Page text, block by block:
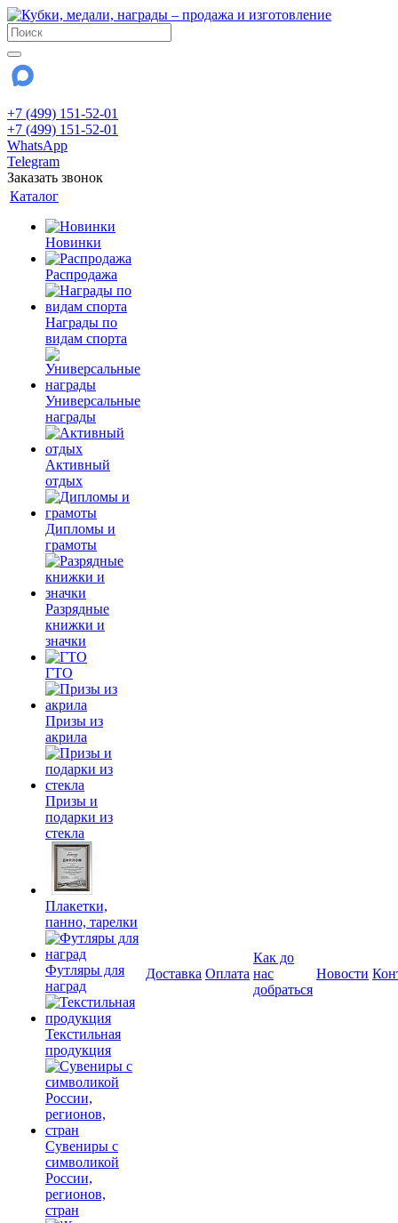
+7 (499) 151-52-01
+7 (499) 151-52-01
WhatsApp
Telegram
Заказать звонок
Каталог
Новинки
Распродажа
Награды по
видам спорта
Универсальные
награды
Активный
отдых
Дипломы и
грамоты
Разрядные
книжки и
значки
ГТО
Призы из
акрила
Призы и
подарки из
стекла
Плакетки,
панно, тарелки
Футляры для
наград
Текстильная
продукция
Сувениры с
символикой
России,
регионов,
стран
Доставка Оплата
Как до
нас
добраться
Новости